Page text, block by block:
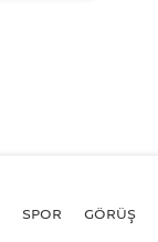
SPOR GÖRÜŞ